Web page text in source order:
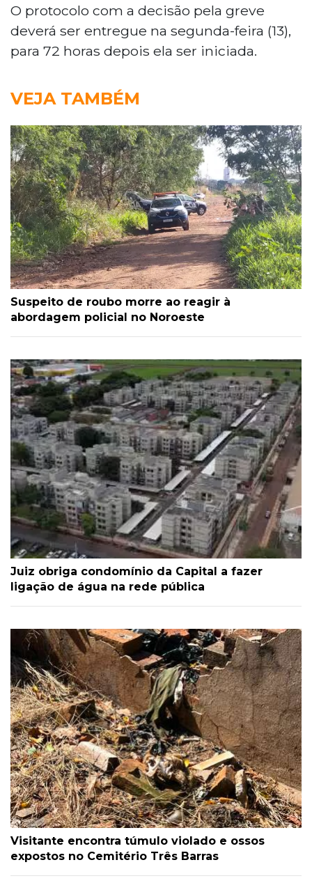
O protocolo com a decisão pela greve
deverá ser entregue na segunda-feira (13),
para 72 horas depois ela ser iniciada.
VEJA TAMBÉM
Suspeito de roubo morre ao reagir à
abordagem policial no Noroeste
Juiz obriga condomínio da Capital a fazer
ligação de água na rede pública
Visitante encontra túmulo violado e ossos
expostos no Cemitério Três Barras